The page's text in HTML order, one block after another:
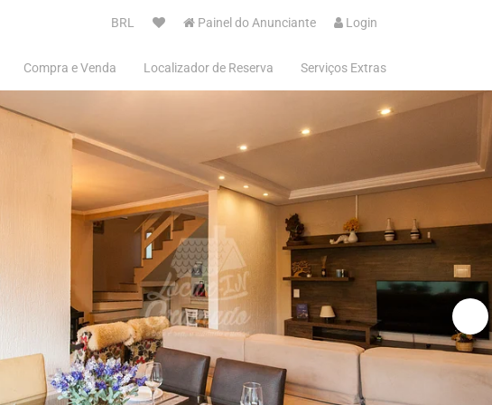
BRL Painel do Anunciante Login
Compra e Venda Localizador de Reserva Serviços Extras